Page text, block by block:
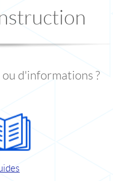
ou d'informations ?